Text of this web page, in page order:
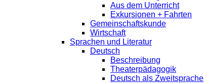
Aus dem Unterricht
Exkursionen + Fahrten
Gemeinschaftskunde
Wirtschaft
Sprachen und Literatur
Deutsch
Beschreibung
Theaterpädagogik
Deutsch als Zweitsprache